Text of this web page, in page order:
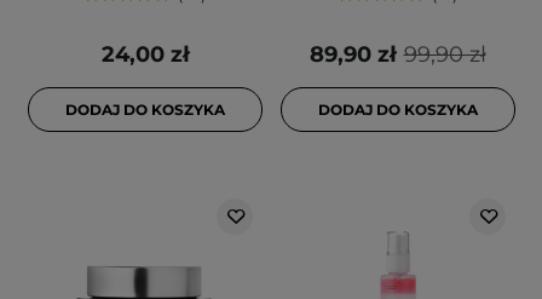
24,00 zł
DODAJ DO KOSZYKA
99,90 zł
89,90 zł
DODAJ DO KOSZYKA